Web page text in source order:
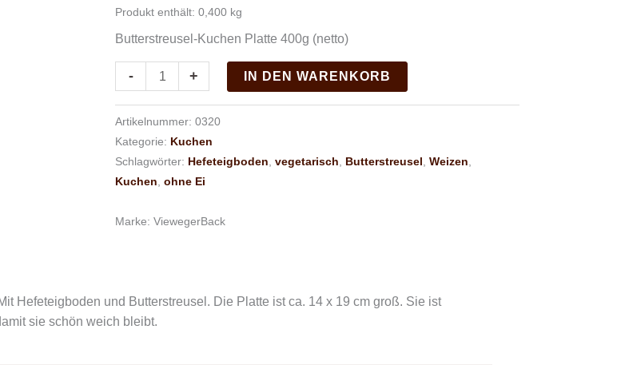
Produkt enthält: 0,400 kg
Butterstreusel-Kuchen Platte 400g (netto)
- + IN DEN WARENKORB
Artikelnummer: 0320
Kategorie: Kuchen
Schlagwörter: Hefeteigboden vegetarisch Butterstreusel Weizen
Kuchen ohne Ei
Marke: ViewegerBack
Hefeteigboden und Butterstreusel. Die Platte ist ca. 14 x 19 cm groß. Sie ist
sie schön weich bleibt.